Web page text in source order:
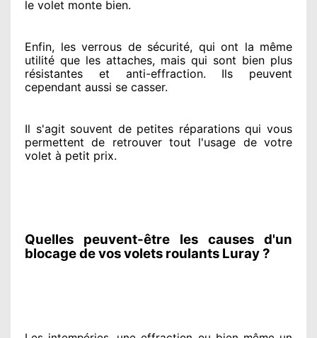
le volet monte bien.
Enfin, les verrous de sécurité, qui ont la même
utilité que les attaches, mais qui sont bien plus
résistantes et anti-effraction. Ils peuvent
cependant aussi se casser.
Il s'agit souvent de petites réparations qui vous
permettent de retrouver tout l'usage de votre
volet à petit prix.
Quelles peuvent-être les causes d'un
blocage de vos volets roulants Luray ?